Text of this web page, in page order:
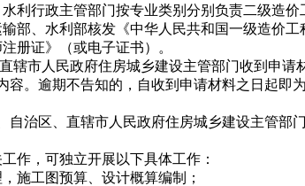
利行政主管部门按专业类别分别负责二级造价
部、水利部核发《中华人民共和国一级造价
册证》（或电子证书）。
市人民政府住房城乡建设主管部门收到申请
。逾期不告知的，自收到申请材料之日起
治区、直辖市人民政府住房城乡建设主管部
作，可独立开展以下具体工作：
施工图预算、设计概算编制；